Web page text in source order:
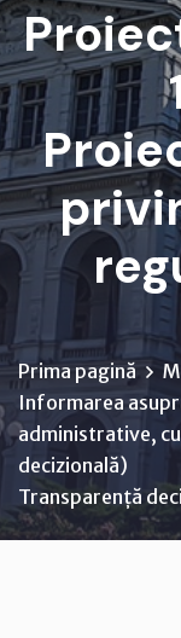
Prima pagină
Informarea
administrative,
decizională)
Transparență